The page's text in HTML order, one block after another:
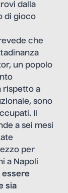
dalla
di gioco
che
un popolo
rispetto a
sono
Il
a sei mesi
per
a Napoli
essere
sia